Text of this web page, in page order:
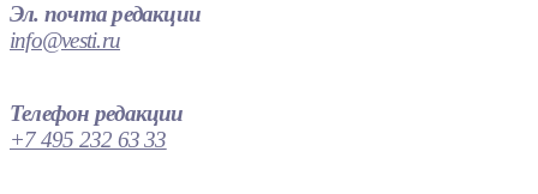
Эл. почта редакции
info@vesti.ru
Телефон редакции
+7 495 232 63 33